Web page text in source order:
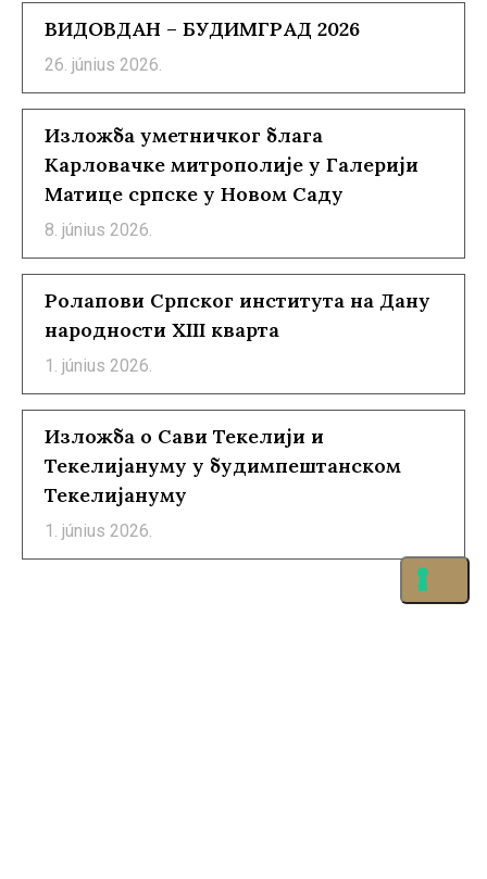
ВИДОВДАН – БУДИМГРАД 2026
26. június 2026.
Изложба уметничког блага
Карловачке митрополије у Галерији
Матице српске у Новом Саду
8. június 2026.
Ролапови Српског института на Дану
народности XIII кварта
1. június 2026.
Изложба о Сави Текелији и
Текелијануму у будимпештанском
Текелијануму
1. június 2026.